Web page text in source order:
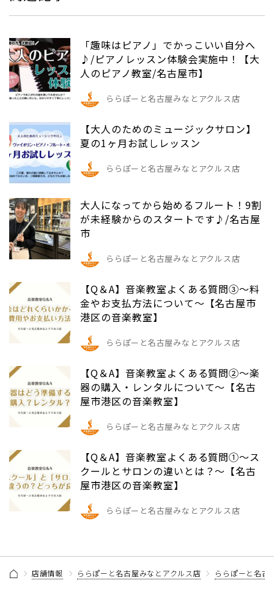
「趣味はピアノ」でかっこいい自分へ
♪/ピアノレッスン体験会実施中！【大
人のピアノ教室/名古屋市】
ららぽーと名古屋みなとアクルス店
【大人のためのミュージックサロン】
夏の1ヶ月お試しレッスン
ららぽーと名古屋みなとアクルス店
大人になってから始めるフルート！9割
が未経験からのスタートです♪/名古屋
市
ららぽーと名古屋みなとアクルス店
【Q＆A】音楽教室よくある質問③～料
金やお支払方法について～【名古屋市
港区の音楽教室】
ららぽーと名古屋みなとアクルス店
【Q＆A】音楽教室よくある質問➁～楽
器の購入・レンタルについて～【名古
屋市港区の音楽教室】
ららぽーと名古屋みなとアクルス店
【Q＆A】音楽教室よくある質問➀～ス
クールとサロンの違いとは？～【名古
屋市港区の音楽教室】
ららぽーと名古屋みなとアクルス店
店舗情報 ららぽーと名古屋みなとアクルス店 ららぽーと名古